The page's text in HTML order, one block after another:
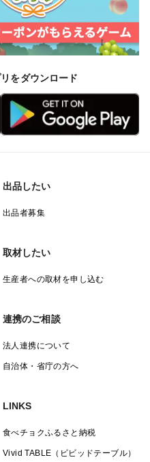
をダウンロード
出品したい
出品者募集
取材したい
生産者への取材を申し込む
連携のご相談
法人連携について
自治体・省庁の方へ
LINKS
食べチョクふるさと納税
Vivid TABLE（ビビッドテーブル）